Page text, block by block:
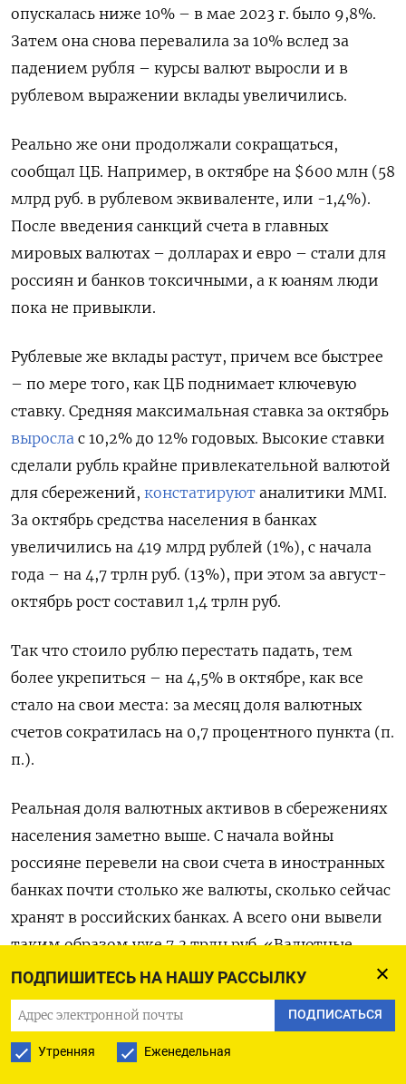
ПОДПИШИТЕСЬ НА НАШУ РАССЫЛКУ
ПОДПИСАТЬСЯ
Утренняя Еженедельная
опускалась ниже 10% – в мае 2023 г. было 9,8%.
Затем она снова перевалила за 10% вслед за
падением рубля – курсы валют выросли и в
рублевом выражении вклады увеличились.
Реально же они продолжали сокращаться,
сообщал ЦБ. Например, в октябре на $600 млн (58
млрд руб. в рублевом эквиваленте, или -1,4%).
После введения санкций счета в главных
мировых валютах – долларах и евро – стали для
россиян и банков токсичными, а к юаням люди
пока не привыкли.
Рублевые же вклады растут, причем все быстрее
– по мере того, как ЦБ поднимает ключевую
ставку. Средняя максимальная ставка за октябрь
выросла с 10,2% до 12% годовых. Высокие ставки
сделали рубль крайне привлекательной валютой
для сбережений, констатируют аналитики MMI.
За октябрь средства населения в банках
увеличились на 419 млрд рублей (1%), с начала
года – на 4,7 трлн руб. (13%), при этом за август-
октябрь рост составил 1,4 трлн руб.
Так что стоило рублю перестать падать, тем
более укрепиться – на 4,5% в октябре, как все
стало на свои места: за месяц доля валютных
счетов сократилась на 0,7 процентного пункта (п.
п.).
Реальная доля валютных активов в сбережениях
населения заметно выше. С начала войны
россияне перевели на свои счета в иностранных
банках почти столько же валюты, сколько сейчас
хранят в российских банках. А всего они вывели
таким образом уже 7,3 трлн руб. «Валютные
депозиты населения продолжают мигрировать
на внешние счета <…> Вряд ли это можно
назвать девалютизацией сбережений, скорее
релокацией во внешнюю инфраструктуру», –